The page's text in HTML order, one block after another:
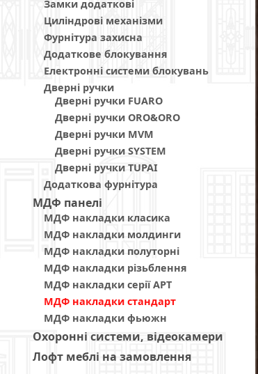
Замки додаткові
Циліндрові механізми
Фурнітура захисна
Додаткове блокування
Електронні системи блокувань
Дверні ручки
Дверні ручки FUARO
Дверні ручки ORO&ORO
Дверні ручки MVM
Дверні ручки SYSTEM
Дверні ручки TUPAI
Додаткова фурнітура
МДФ панелi
МДФ накладки класика
МДФ накладки молдинги
МДФ накладки полуторні
МДФ накладки різьблення
МДФ накладки серії АРТ
МДФ накладки стандарт
МДФ накладки фьюжн
Охоронні системи, відеокамери
Лофт меблі на замовлення